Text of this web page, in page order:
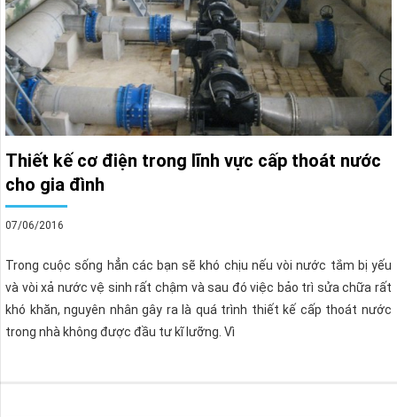
Thiết kế cơ điện trong lĩnh vực cấp thoát nước
cho gia đình
07/06/2016
Trong cuộc sống hẳn các bạn sẽ khó chịu nếu vòi nước tắm bị yếu
và vòi xả nước vệ sinh rất chậm và sau đó việc bảo trì sửa chữa rất
khó khăn, nguyên nhân gây ra là quá trình thiết kế cấp thoát nước
trong nhà không được đầu tư kĩ lưỡng. Vì